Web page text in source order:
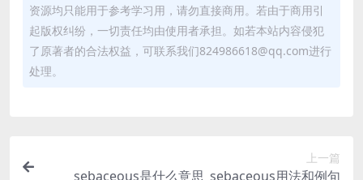
├─ 06-3.制作星球.mp4 [85.84MB]
├─ 06-4.星座（上）.mp4 [78.09MB]
├─ 06-5.星座（下）.mp4 [63.57MB]
资源均只能用于参考学习用，请勿直接商用。若由于商用引
起版权纠纷，一切责任均由使用者承担。如若本站内容侵犯
了原著者的合法权益，可联系我们824986618@qq.com进行
处理。
上一篇
sebaceous是什么意思_sebaceous用法和例句